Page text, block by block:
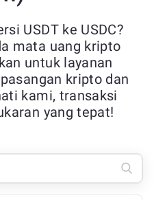
USDT ke USDC?
mata uang kripto
untuk layanan
kripto dan
kami, transaksi
yang tepat!